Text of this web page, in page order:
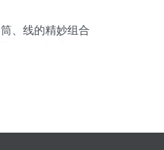
、线的精妙组合